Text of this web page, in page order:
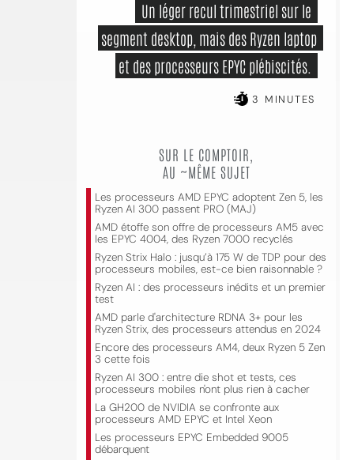
segment desktop, mais des Ryzen laptop
et des processeurs EPYC plébiscités.
3 MINUTES
SUR LE COMPTOIR,
AU ~MÊME SUJET
Les processeurs AMD EPYC adoptent Zen 5, les
Ryzen AI 300 passent PRO (MAJ)
AMD étoffe son offre de processeurs AM5 avec
les EPYC 4004, des Ryzen 7000 recyclés
Ryzen Strix Halo : jusqu’à 175 W de TDP pour des
processeurs mobiles, est-ce bien raisonnable ?
Ryzen AI : des processeurs inédits et un premier
test
AMD parle d'architecture RDNA 3+ pour les
Ryzen Strix, des processeurs attendus en 2024
Encore des processeurs AM4, deux Ryzen 5 Zen
3 cette fois
Ryzen AI 300 : entre die shot et tests, ces
processeurs mobiles n'ont plus rien à cacher
La GH200 de NVIDIA se confronte aux
processeurs AMD EPYC et Intel Xeon
Les processeurs EPYC Embedded 9005
débarquent